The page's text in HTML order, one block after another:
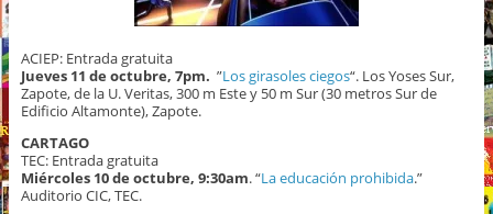
ACIEP: Entrada gratuita
Jueves 11 de octubre, 7pm. ”Los girasoles ciegos“. Los Yoses Sur,
Zapote, de la U. Veritas, 300 m Este y 50 m Sur (30 metros Sur de
Edificio Altamonte), Zapote.
CARTAGO
TEC: Entrada gratuita
Miércoles 10 de octubre, 9:30am. “La educación prohibida.”
Auditorio CIC, TEC.